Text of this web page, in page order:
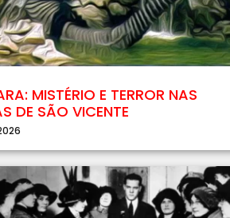
MISTÉRIO E TERROR NAS
DE SÃO VICENTE